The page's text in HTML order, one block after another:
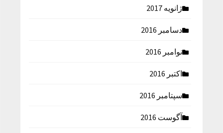
ژانویه 2017
دسامبر 2016
نوامبر 2016
اکتبر 2016
سپتامبر 2016
آگوست 2016